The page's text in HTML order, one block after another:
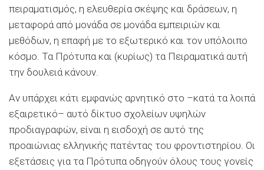
πειραματισμός, η ελευθερία σκέψης και δράσεων, η
μεταφορά από μονάδα σε μονάδα εμπειριών και
μεθόδων, η επαφή με το εξωτερικό και τον υπόλοιπο
κόσμο. Τα Πρότυπα και (κυρίως) τα Πειραματικά αυτή
την δουλειά κάνουν.
Αν υπάρχει κάτι εμφανώς αρνητικό στο –κατά τα λοιπά
εξαιρετικό– αυτό δίκτυο σχολείων υψηλών
προδιαγραφών, είναι η εισδοχή σε αυτό της
προαιώνιας ελληνικής πατέντας του φροντιστηρίου. Οι
εξετάσεις για τα Πρότυπα οδηγούν όλους τους γονείς